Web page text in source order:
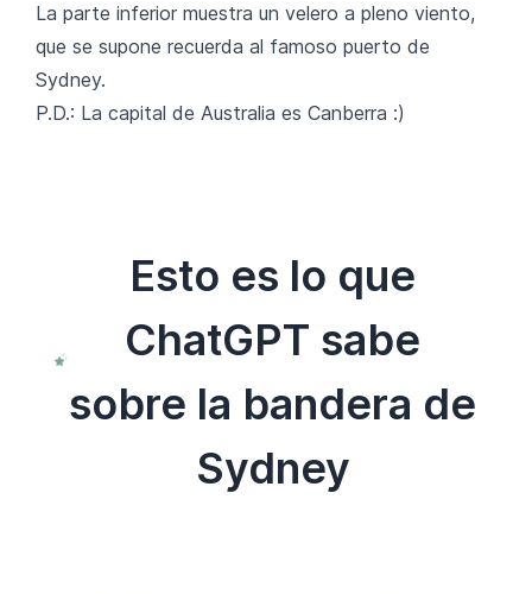
La parte inferior muestra un velero a pleno viento,
que se supone recuerda al famoso puerto de
Sydney.
P.D.: La capital de Australia es Canberra :)
Esto es lo que
ChatGPT sabe
sobre la bandera de
Sydney